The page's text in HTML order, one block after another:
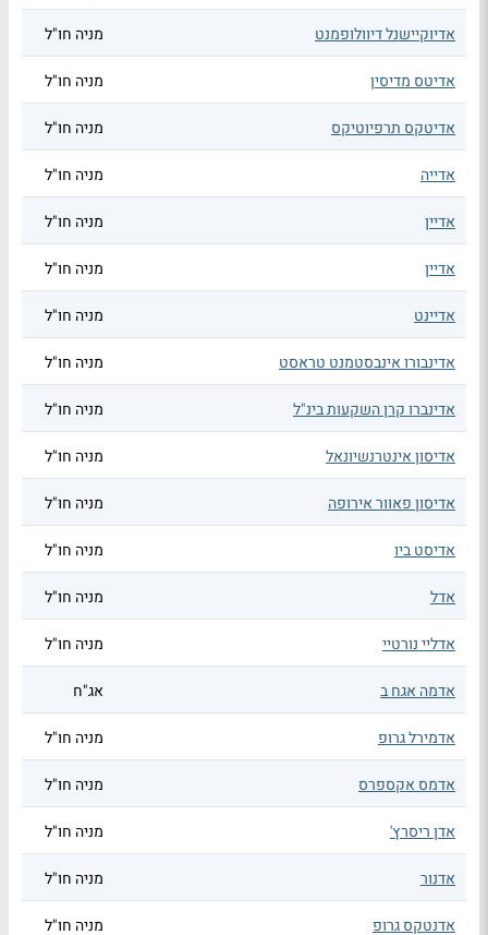
אדיוקיישנל דיוולופמנט מניה חו"ל
אדיטס מדיסין מניה חו"ל
אדיטקס תרפיוטיקס מניה חו"ל
אדייה מניה חו"ל
אדיין מניה חו"ל
אדיין מניה חו"ל
אדיינט מניה חו"ל
אדינבורו אינבסטמנט טראסט מניה חו"ל
אדינברו קרן השקעות בינ"ל מניה חו"ל
אדיסון אינטרנשיונאל מניה חו"ל
אדיסון פאוור אירופה מניה חו"ל
אדיסט ביו מניה חו"ל
אדל מניה חו"ל
אדליי נורטיי מניה חו"ל
אדמה אגח ב אג"ח
אדמירל גרופ מניה חו"ל
אדמס אקספרס מניה חו"ל
אדן ריסרץ' מניה חו"ל
אדנור מניה חו"ל
אדנטקס גרופ מניה חו"ל